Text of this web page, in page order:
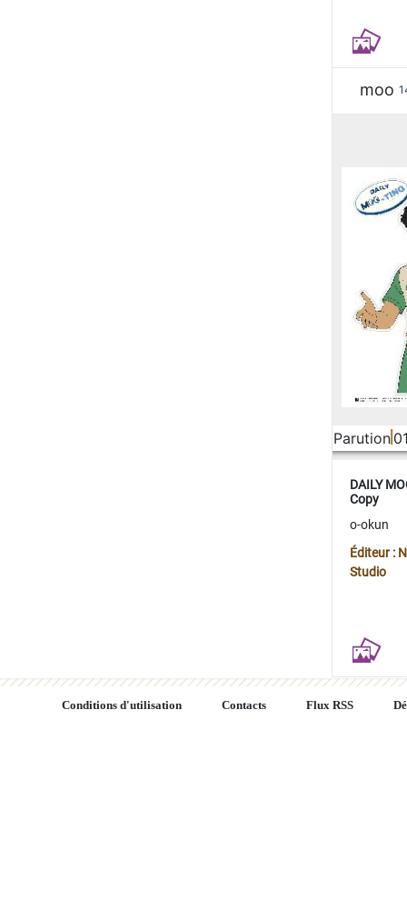
moo
Parution
DAILY
Copy
o-okun
Éditeur :
Studio
Conditions d'utilisation Contacts Flux RSS